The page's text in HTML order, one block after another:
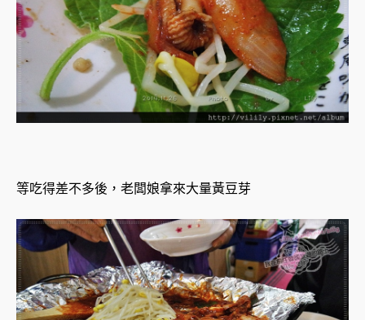
等吃得差不多後，老闆娘拿來大量黃豆芽